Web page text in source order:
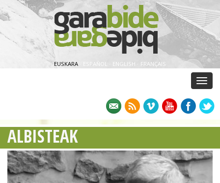
EUSKARA ESPAÑOL · ENGLISH · FRANÇAIS
ALBISTEAK